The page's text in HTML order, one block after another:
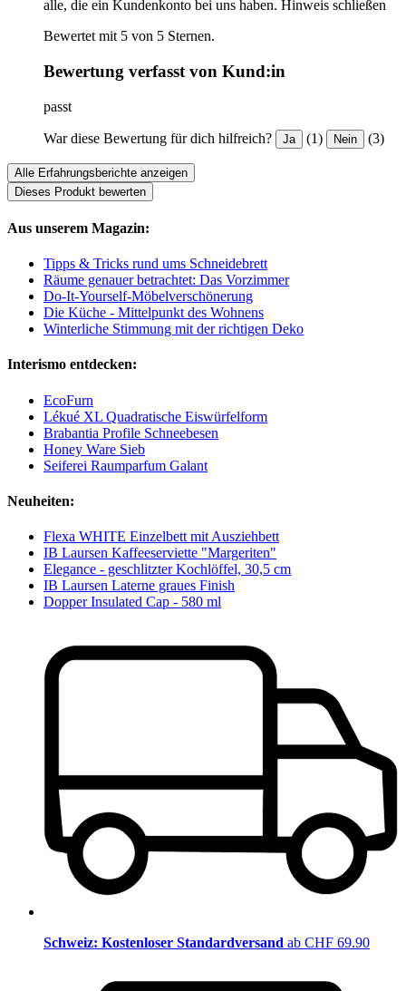
alle, die ein Kundenkonto bei uns haben. Hinweis schließen
Bewertet mit 5 von 5 Sternen.
Bewertung verfasst von Kund:in
passt
War diese Bewertung für dich hilfreich? Ja (1) Nein (3)
Alle Erfahrungsberichte anzeigen
Dieses Produkt bewerten
Aus unserem Magazin:
Tipps & Tricks rund ums Schneidebrett
Räume genauer betrachtet: Das Vorzimmer
Do-It-Yourself-Möbelverschönerung
Die Küche - Mittelpunkt des Wohnens
Winterliche Stimmung mit der richtigen Deko
Interismo entdecken:
EcoFurn
Lékué XL Quadratische Eiswürfelform
Brabantia Profile Schneebesen
Honey Ware Sieb
Seiferei Raumparfum Galant
Neuheiten:
Flexa WHITE Einzelbett mit Ausziehbett
IB Laursen Kaffeeserviette "Margeriten"
Elegance - geschlitzter Kochlöffel, 30,5 cm
IB Laursen Laterne graues Finish
Dopper Insulated Cap - 580 ml
Schweiz: Kostenloser Standardversand ab CHF 69.90